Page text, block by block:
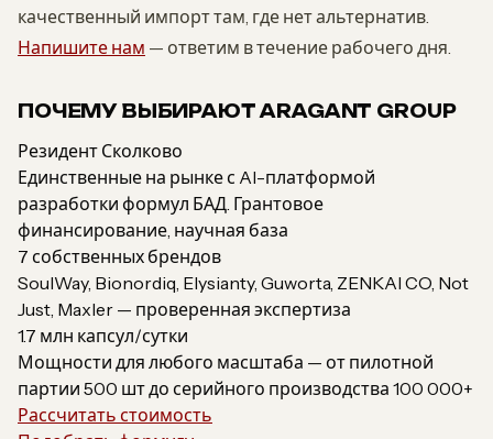
качественный импорт там, где нет альтернатив.
Напишите нам — ответим в течение рабочего дня.
ПОЧЕМУ ВЫБИРАЮТ ARAGANT GROUP
Резидент Сколково
Единственные на рынке с AI-платформой
разработки формул БАД. Грантовое
финансирование, научная база
7 собственных брендов
SoulWay, Bionordiq, Elysianty, Guworta, ZENKAI CO, Not
Just, Maxler — проверенная экспертиза
1.7 млн капсул/сутки
Мощности для любого масштаба — от пилотной
партии 500 шт до серийного производства 100 000+
Рассчитать стоимость